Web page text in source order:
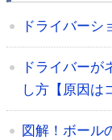
ドライバーシ
ドライバーが
し方【原因は
図解！ボール